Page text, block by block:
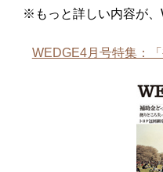
※もっと詳しい内容が、
WEDGE4月号特集：